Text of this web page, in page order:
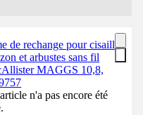
de rechange pour cisaille
et arbustes sans fil
MAGGS 10,8,
n'a pas encore été